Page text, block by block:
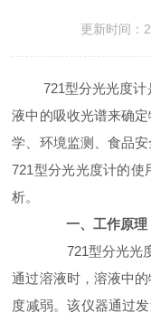
更新时间
721型分光光度计是
液中的吸收光谱来确
学、环境监测、食品
721型分光光度计的使
析。
一、工作原理
721型分光光度
通过溶液时，溶液中
度减弱。该仪器通过